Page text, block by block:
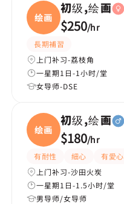
绘画
初级,绘画
$250/hr
長期補習
上门补习-荔枝角
一星期1日-1小时/堂
女导师-DSE
绘画
初级,绘画
$180/hr
有耐性 細心
有愛心
上门补习-沙田火炭
一星期1日-1.5小时/堂
男导师/女导师